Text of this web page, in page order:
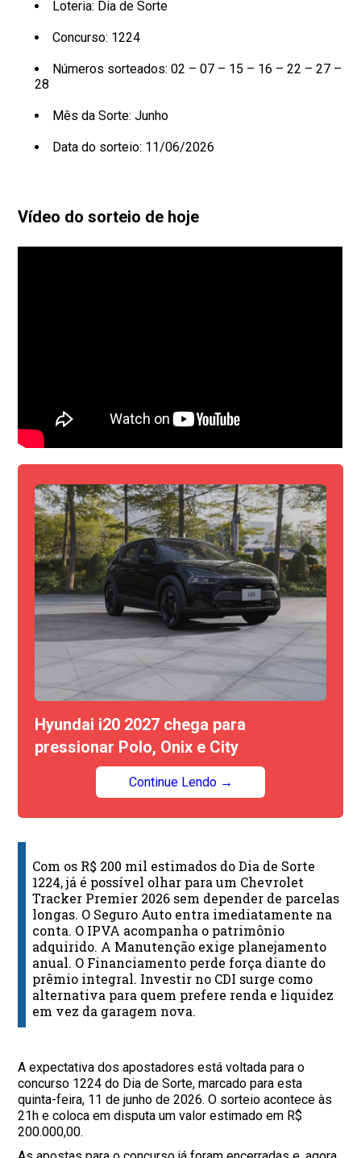
Loteria: Dia de Sorte
Concurso: 1224
Números sorteados: 02 – 07 – 15 – 16 – 22 – 27 –
28
Mês da Sorte: Junho
Data do sorteio: 11/06/2026
Vídeo do sorteio de hoje
Hyundai i20 2027 chega para
pressionar Polo, Onix e City
Continue Lendo →
Com os R$ 200 mil estimados do Dia de Sorte
1224, já é possível olhar para um Chevrolet
Tracker Premier 2026 sem depender de parcelas
longas. O Seguro Auto entra imediatamente na
conta. O IPVA acompanha o patrimônio
adquirido. A Manutenção exige planejamento
anual. O Financiamento perde força diante do
prêmio integral. Investir no CDI surge como
alternativa para quem prefere renda e liquidez
em vez da garagem nova.
A expectativa dos apostadores está voltada para o
concurso 1224 do Dia de Sorte, marcado para esta
quinta-feira, 11 de junho de 2026. O sorteio acontece às
21h e coloca em disputa um valor estimado em R$
200.000,00.